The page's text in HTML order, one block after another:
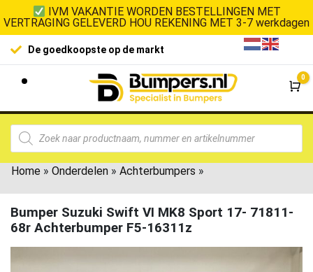
IVM VAKANTIE WORDEN BESTELLINGEN MET
VERTRAGING GELEVERD HOU REKENING MET 3-7 werkdagen
De goedkoopste op de markt
0
Home » Onderdelen » Achterbumpers »
Bumper Suzuki Swift VI MK8 Sport 17- 71811-
68r Achterbumper F5-16311z